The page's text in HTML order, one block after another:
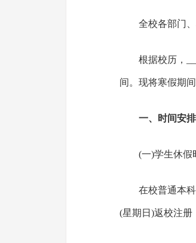
全校各部门、
根据校历，
间。现将寒假期
一、时间安排
(一)学生休假
在校普通本
(星期日)返校注册